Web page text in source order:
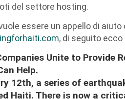
del settore hosting.
essere un appello di
, di seguito
Unite to Provide
Help.
12th, a series of
Haiti. There is now a